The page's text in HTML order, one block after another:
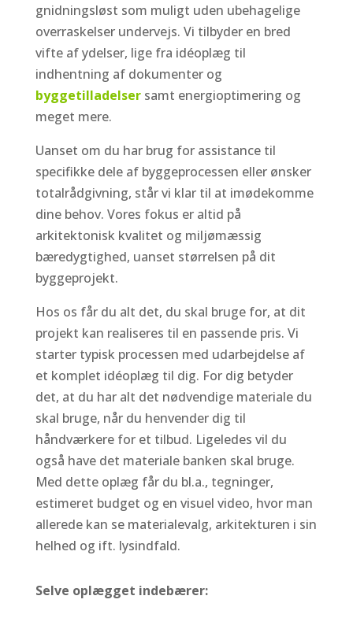
gnidningsløst som muligt uden ubehagelige
overraskelser undervejs. Vi tilbyder en bred
vifte af ydelser, lige fra idéoplæg til
indhentning af dokumenter og
byggetilladelser samt energioptimering og
meget mere.
Uanset om du har brug for assistance til
specifikke dele af byggeprocessen eller ønsker
totalrådgivning, står vi klar til at imødekomme
dine behov. Vores fokus er altid på
arkitektonisk kvalitet og miljømæssig
bæredygtighed, uanset størrelsen på dit
byggeprojekt.
Hos os får du alt det, du skal bruge for, at dit
projekt kan realiseres til en passende pris. Vi
starter typisk processen med udarbejdelse af
et komplet idéoplæg til dig. For dig betyder
det, at du har alt det nødvendige materiale du
skal bruge, når du henvender dig til
håndværkere for et tilbud. Ligeledes vil du
også have det materiale banken skal bruge.
Med dette oplæg får du bl.a., tegninger,
estimeret budget og en visuel video, hvor man
allerede kan se materialevalg, arkitekturen i sin
helhed og ift. lysindfald.
Selve oplægget indebærer: